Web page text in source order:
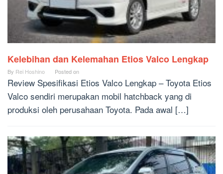
Kelebihan dan Kelemahan Etios Valco Lengkap
By Rei Hoshino Posted on
Review Spesifikasi Etios Valco Lengkap – Toyota Etios
Valco sendiri merupakan mobil hatchback yang di
produksi oleh perusahaan Toyota. Pada awal […]